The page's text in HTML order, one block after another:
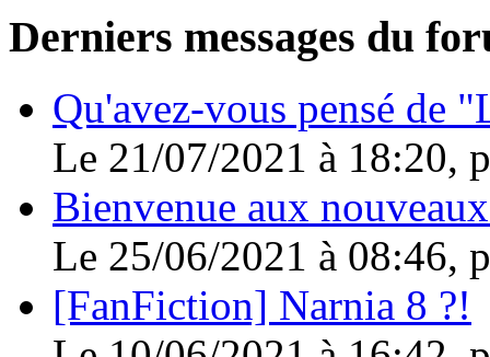
Derniers messages du
Qu'avez-vous pensé de
Le 21/07/2021 à 18:20,
Bienvenue aux
Le 25/06/2021 à 08:46,
[FanFiction] Narnia 8 ?!